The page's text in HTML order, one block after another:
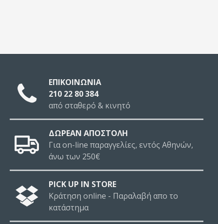
ΕΠΙΚΟΙΝΩΝΙΑ
210 22 80 384
από σταθερό & κινητό
ΔΩΡΕΑΝ ΑΠΟΣΤΟΛΗ
Για on-line παραγγελίες, εντός Αθηνών,
άνω των 250€
PICK UP IN STORE
Κράτηση online - Παραλαβή απο το
κατάστημα